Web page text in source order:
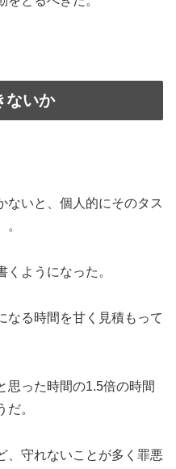
ないか
ないと、個人的にそのタス
ようになった。
なる時間を甘く見積もって
思った時間の1.5倍の時間
。
、守れないことが多く罪悪